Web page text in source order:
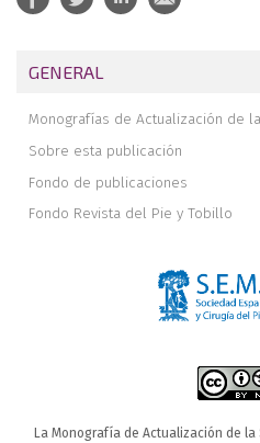
GENERAL
Monografías de Actualización de la
Sobre esta publicación
Fondo de publicaciones
Fondo Revista del Pie y Tobillo
La Monografía de Actualización de la